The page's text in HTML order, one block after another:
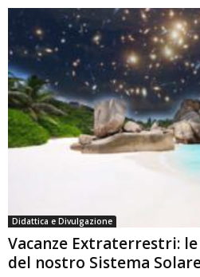
Didattica e Divulgazione
Vacanze Extraterrestri:
del nostro Sistema